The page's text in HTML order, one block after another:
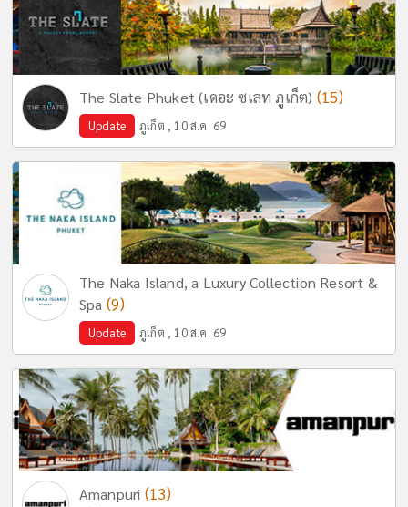
The Slate Phuket (เดอะ ซเลท ภูเก็ต) (15)
Update ภูเก็ต , 10 ส.ค. 69
The Naka Island, a Luxury Collection Resort &
Spa (9)
Update ภูเก็ต , 10 ส.ค. 69
Amanpuri (13)